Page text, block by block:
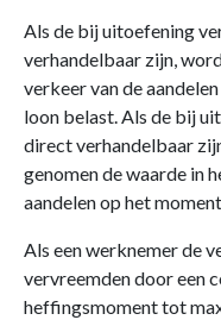
Als de bij uitoefening
verhandelbaar zijn,
verkeer van de
loon belast. Als de bij
direct verhandelbaar
genomen de waarde in
aandelen op het
Als een werknemer de
vervreemden door een
heffingsmoment tot